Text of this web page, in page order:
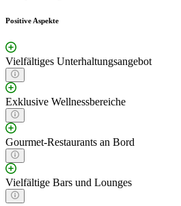
Positive Aspekte
Vielfältiges Unterhaltungsangebot
Exklusive Wellnessbereiche
Gourmet-Restaurants an Bord
Vielfältige Bars und Lounges